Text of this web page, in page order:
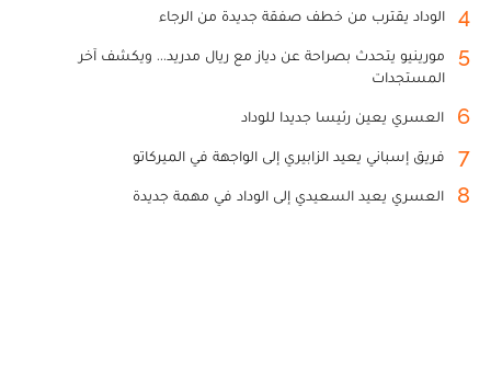
4 الوداد يقترب من خطف صفقة جديدة من الرجاء
5
مورينيو يتحدث بصراحة عن دياز مع ريال مدريد... ويكشف آخر
المستجدات
6 العسري يعين رئيسا جديدا للوداد
7 فريق إسباني يعيد الزابيري إلى الواجهة في الميركاتو
8 العسري يعيد السعيدي إلى الوداد في مهمة جديدة